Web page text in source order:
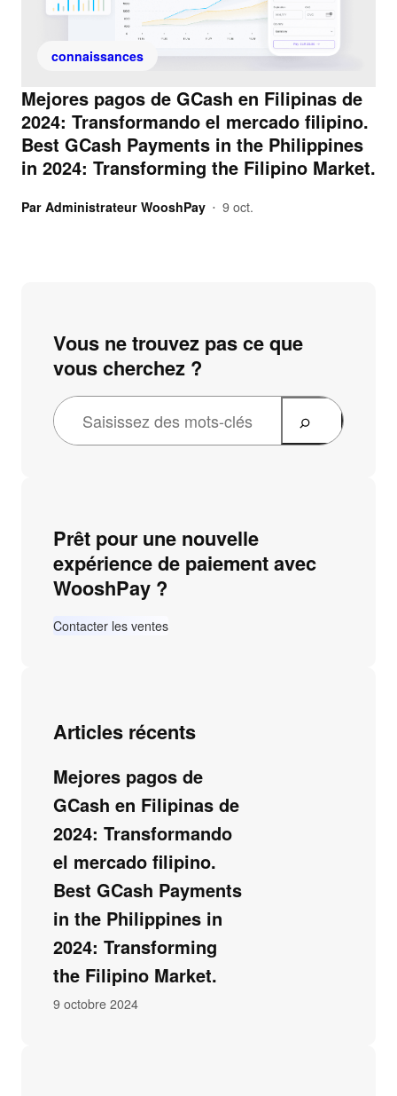
connaissances
Mejores pagos de GCash en Filipinas de
2024: Transformando el mercado filipino.
Best GCash Payments in the Philippines
in 2024: Transforming the Filipino Market.
Par Administrateur WooshPay • 9 oct.
Vous ne trouvez pas ce que
vous cherchez ?
Prêt pour une nouvelle
expérience de paiement avec
WooshPay ?
Contacter les ventes
Articles récents
Mejores pagos de
GCash en Filipinas de
2024: Transformando
el mercado filipino.
Best GCash Payments
in the Philippines in
2024: Transforming
the Filipino Market.
9 octobre 2024